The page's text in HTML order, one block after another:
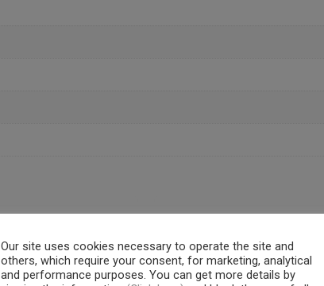
Our site uses cookies necessary to operate the site and
others, which require your consent, for marketing, analytical
and performance purposes. You can get more details by